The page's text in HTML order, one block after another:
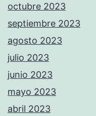
octubre 2023
septiembre 2023
agosto 2023
julio 2023
junio 2023
mayo 2023
abril 2023